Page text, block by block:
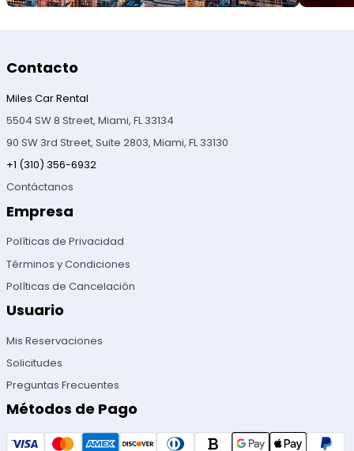
Contacto
Miles Car Rental
5504 SW 8 Street, Miami, FL 33134
90 SW 3rd Street, Suite 2803, Miami, FL 33130
+1 (310) 356-6932
Contáctanos
Empresa
Políticas de Privacidad
Términos y Condiciones
Políticas de Cancelación
Usuario
Mis Reservaciones
Solicitudes
Preguntas Frecuentes
Métodos de Pago